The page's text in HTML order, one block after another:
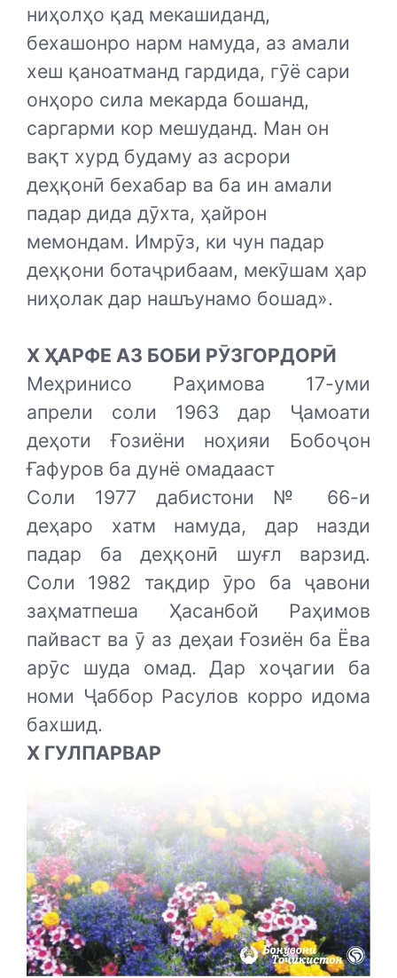
ниҳолҳо қад мекашиданд,
бехашонро нарм намуда, аз амали
хеш қаноатманд гардида, гӯё сари
онҳоро сила мекарда бошанд,
саргарми кор мешуданд. Ман он
вақт хурд будаму аз асрори
деҳқонӣ бехабар ва ба ин амали
падар дида дӯхта, ҳайрон
мемондам. Имрӯз, ки чун падар
деҳқони ботаҷрибаам, мекӯшам ҳар
ниҳолак дар нашъунамо бошад».
X ҲАРФЕ АЗ БОБИ РӮЗГОРДОРӢ
Меҳринисо Раҳимова 17-уми
апрели соли 1963 дар Ҷамоати
деҳоти Ғозиёни ноҳияи Бобоҷон
Ғафуров ба дунё омадааст
Соли 1977 дабистони № 66-и
деҳаро хатм намуда, дар назди
падар ба деҳқонӣ шуғл варзид.
Соли 1982 тақдир ӯро ба ҷавони
заҳматпеша Ҳасанбой Раҳимов
пайваст ва ӯ аз деҳаи Ғозиён ба Ёва
арӯс шуда омад. Дар хоҷагии ба
номи Ҷаббор Расулов корро идома
бахшид.
X ГУЛПАРВАР